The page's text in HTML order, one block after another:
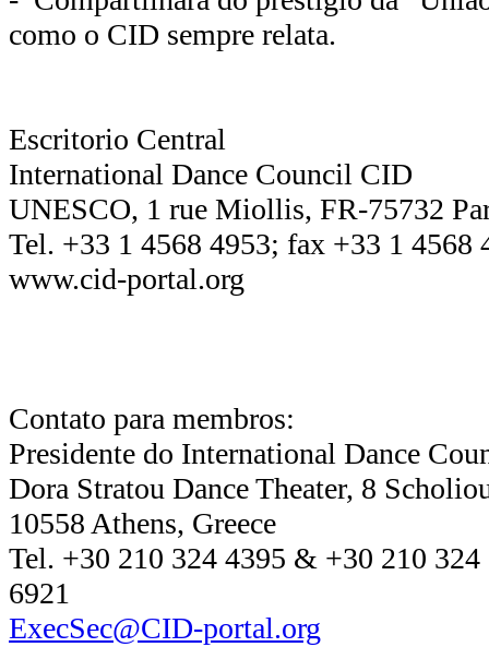
como o CID sempre relata.
Escritorio Central
International Dance Council CID
UNESCO, 1 rue Miollis, FR-75732
Tel. +33 1 4568 4953; fax +33 1 4568
www.cid-portal.org
Contato para membros:
Presidente do International Dance
Dora Stratou Dance Theater, 8
10558 Athens, Greece
Tel. +30 210 324 4395 & +30 210
6921
ExecSec@CID-portal.org